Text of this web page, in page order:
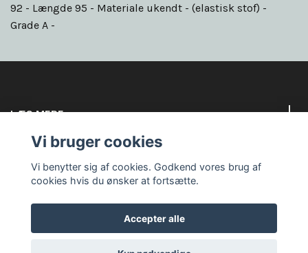
92 - Længde 95 - Materiale ukendt - (elastisk stof) -
Grade A -
LÆS MERE
Sociale medier
© 2026 Goodbye circus
Vi bruger cookies
Vi benytter sig af cookies. Godkend vores brug af
cookies hvis du ønsker at fortsætte.
Accepter alle